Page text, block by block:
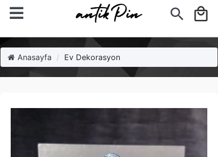
search local_mall
Anasayfa Ev Dekorasyon